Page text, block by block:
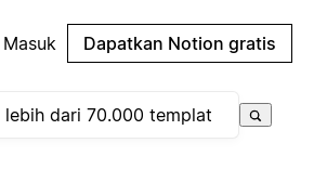
Masuk Dapatkan Notion gratis